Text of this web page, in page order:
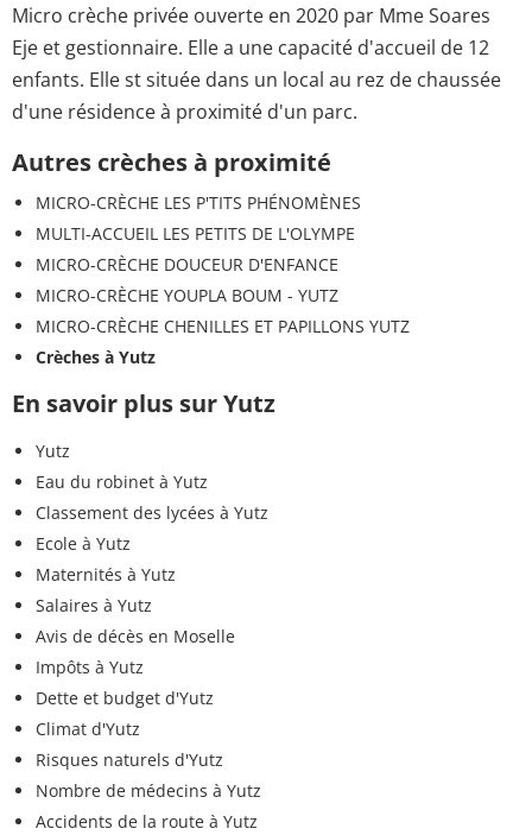
Micro crèche privée ouverte en 2020 par Mme Soares
Eje et gestionnaire. Elle a une capacité d'accueil de 12
enfants. Elle st située dans un local au rez de chaussée
d'une résidence à proximité d'un parc.
Autres crèches à proximité
MICRO-CRÈCHE LES P'TITS PHÉNOMÈNES
MULTI-ACCUEIL LES PETITS DE L'OLYMPE
MICRO-CRÈCHE DOUCEUR D'ENFANCE
MICRO-CRÈCHE YOUPLA BOUM - YUTZ
MICRO-CRÈCHE CHENILLES ET PAPILLONS YUTZ
Crèches à Yutz
En savoir plus sur Yutz
Yutz
Eau du robinet à Yutz
Classement des lycées à Yutz
Ecole à Yutz
Maternités à Yutz
Salaires à Yutz
Avis de décès en Moselle
Impôts à Yutz
Dette et budget d'Yutz
Climat d'Yutz
Risques naturels d'Yutz
Nombre de médecins à Yutz
Accidents de la route à Yutz